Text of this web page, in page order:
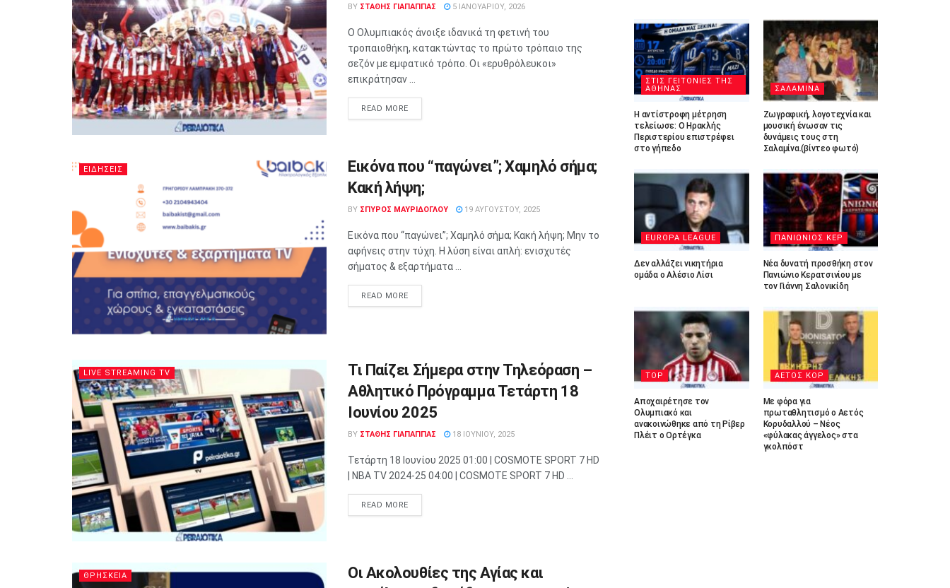
BY ΣΤΑΘΗΣ ΓΊΑΠΑΠΠΑΣ 5 ΙΑΝΟΥΑΡΊΟΥ, 2026
Ο Ολυμπιακός άνοιξε ιδανικά τη φετινή του
τροπαιοθήκη, κατακτώντας το πρώτο τρόπαιο της
σεζόν με εμφατικό τρόπο. Οι «ερυθρόλευκοι»
επικράτησαν ...
READ MORE
ΕΙΔΗΣΕΙΣ
Εικόνα που “παγώνει”; Χαμηλό σήμα;
Κακή λήψη;
BY ΣΠΥΡΟΣ ΜΑΥΡΙΔΟΓΛΟΥ 19 ΑΥΓΟΎΣΤΟΥ, 2025
Εικόνα που “παγώνει”; Χαμηλό σήμα; Κακή λήψη; Μην το
αφήνεις στην τύχη. Η λύση είναι απλή: ενισχυτές
σήματος & εξαρτήματα ...
READ MORE
LIVE STREAMING TV
Τι Παίζει Σήμερα στην Τηλεόραση –
Αθλητικό Πρόγραμμα Τετάρτη 18
Ιουνίου 2025
BY ΣΤΑΘΗΣ ΓΊΑΠΑΠΠΑΣ 18 ΙΟΥΝΊΟΥ, 2025
Τετάρτη 18 Ιουνίου 2025 01:00 | COSMOTE SPORT 7 HD
| NBA TV 2024-25 04:00 | COSMOTE SPORT 7 HD ...
READ MORE
ΘΡΗΣΚΕΙΑ
Οι Ακολουθίες της Αγίας και
ΣΤΙΣ ΓΕΙΤΟΝΙΕΣ ΤΗΣ
ΑΘΗΝΑΣ
Η αντίστροφη μέτρηση
τελείωσε: Ο Ηρακλής
Περιστερίου επιστρέφει
στο γήπεδο
ΣΑΛΑΜΙΝΑ
Ζωγραφική, λογοτεχνία και
μουσική ένωσαν τις
δυνάμεις τους στη
Σαλαμίνα.(βίντεο φωτό)
EUROPA LEAGUE
Δεν αλλάζει νικητήρια
ομάδα ο Αλέσιο Λίσι
ΠΑΝΙΩΝΙΟΣ ΚΕΡ
Νέα δυνατή προσθήκη στον
Πανιώνιο Κερατσινίου με
τον Γιάννη Σαλονικίδη
TOP
Αποχαιρέτησε τον
Ολυμπιακό και
ανακοινώθηκε από τη Ρίβερ
Πλέιτ ο Ορτέγκα
ΑΕΤΟΣ ΚΟΡ
Με φόρα για
πρωταθλητισμό ο Αετός
Κορυδαλλού – Νέος
«φύλακας άγγελος» στα
γκολπόστ